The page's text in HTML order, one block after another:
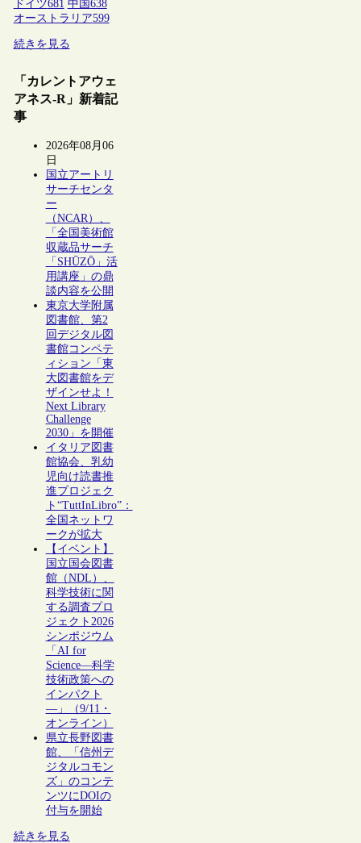
ドイツ681 中国 638
オーストラリア599
続きを見る
「カレントアウェ
アネス-R」新着記
事
2026年08月06
日
国立アートリ
サーチセンタ
ー
（NCAR）、
「全国美術館
収蔵品サーチ
「SHŪZŌ」活
用講座」の鼎
談内容を公開
東京大学附属
図書館、第2
回デジタル図
書館コンペテ
ィション「東
大図書館をデ
ザインせよ！
Next Library
Challenge
2030」を開催
イタリア図書
館協会、乳幼
児向け読書推
進プロジェク
ト“TuttInLibro”：
全国ネットワ
ークが拡大
【イベント】
国立国会図書
館（NDL）、
科学技術に関
する調査プロ
ジェクト2026
シンポジウム
「AI for
Science―科学
技術政策への
インパクト
―」（9/11・
オンライン）
県立長野図書
館、「信州デ
ジタルコモン
ズ」のコンテ
ンツにDOIの
付与を開始
続きを見る